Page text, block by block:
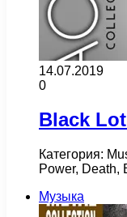
14.07.2019
0
Black
Категория:
Power, Death,
Музыка